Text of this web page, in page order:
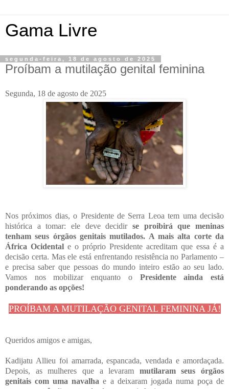
Gama Livre
segunda-feira, 18 de agosto de 2025
Proíbam a mutilação genital feminina
Segunda, 18 de agosto de 2025
Nos próximos dias, o Presidente de Serra Leoa tem uma decisão
histórica a tomar: ele deve decidir se proibirá que meninas
tenham seus órgãos genitais mutilados. A mais alta corte da
África Ocidental e o próprio Presidente acreditam que essa é a
decisão certa. Mas ele está enfrentando resistência no Parlamento –
e precisa saber que pessoas do mundo inteiro estão ao seu lado.
Vamos nos mobilizar enquanto o Presidente ainda está
ponderando as opções!
PROÍBAM A MUTILAÇÃO GENITAL FEMININA JÁ!
Queridos amigos e amigas,
Kadijatu Allieu foi amarrada, espancada, vendada e amordaçada.
Depois, as mulheres que a levaram mutilaram seus órgãos
genitais com uma navalha e a deixaram jogada numa poça de